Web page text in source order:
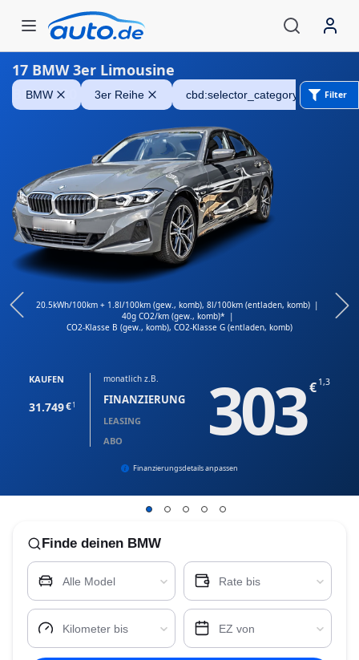
17 BMW 3er Limousine
BMW 3er Reihe cbd:selector_category_sedanFilter
BMW 320
20.5kWh/100km + 1.8l/100km (gew., komb), 8l/100km (entladen, komb) |
40g CO2/km (gew., komb)* |
CO2-Klasse B (gew., komb), CO2-Klasse G (entladen, komb)
monatlich z.B.
FINANZIERUNG
LEASING
ABO
303 1,3
KAUFEN
31.749 1
Finanzierungsdetails anpassen
Finde deinen BMW
Alle Model Rate bis
Kilometer bis EZ von